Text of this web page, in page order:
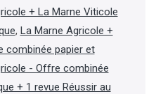
+ La Marne Viticole
, La Marne Agricole +
combinée papier et
- Offre combinée
+ 1 revue Réussir au